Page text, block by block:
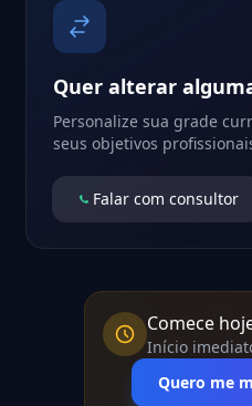
Quer alterar
Personalize sua grade
seus objetivos
Falar com consultor
Comece
Início
Quero me